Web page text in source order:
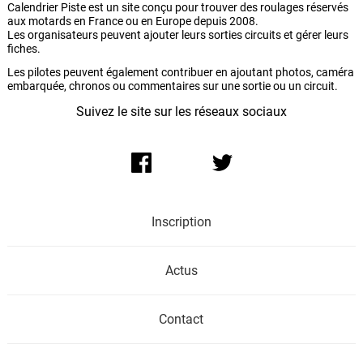
Calendrier Piste est un site conçu pour trouver des roulages réservés
aux motards en France ou en Europe depuis 2008.
Les organisateurs peuvent ajouter leurs sorties circuits et gérer leurs
fiches.
Les pilotes peuvent également contribuer en ajoutant photos, caméra
embarquée, chronos ou commentaires sur une sortie ou un circuit.
Suivez le site sur les réseaux sociaux
Inscription
Actus
Contact